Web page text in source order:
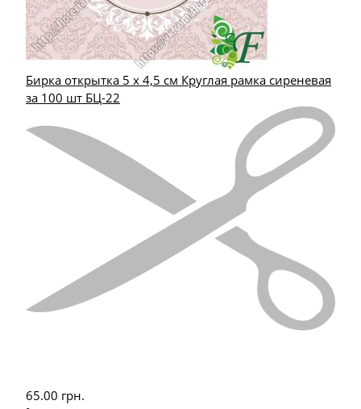
Бирка открытка 5 х 4,5 см Круглая рамка сиреневая
за 100 шт БЦ-22
65.00 грн.